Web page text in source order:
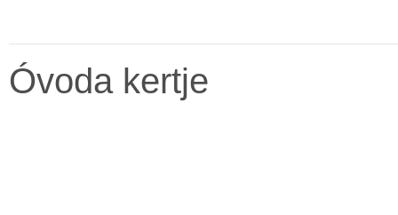
Óvoda kertje